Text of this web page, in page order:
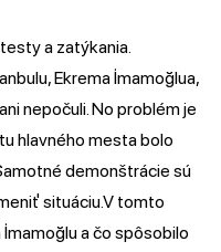
a zatýkania.
Ekrema İmamoğlua,
nepočuli. No problém je
hlavného mesta bolo
demonštrácie sú
situáciu.V tomto
a čo spôsobilo